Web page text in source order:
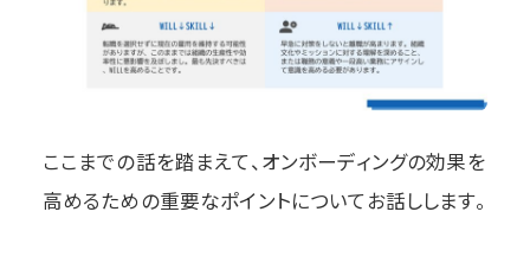
ここまでの話を踏まえて、オンボーディングの効果を
高めるための重要なポイントについてお話しします。